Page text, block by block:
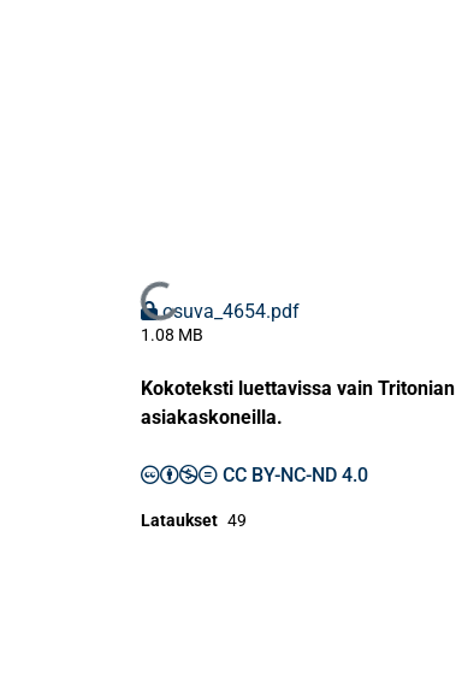
Ladataan...
osuva_4654.pdf
1.08 MB
Kokoteksti luettavissa vain Tritonian
asiakaskoneilla.
CC BY-NC-ND 4.0
Lataukset 49